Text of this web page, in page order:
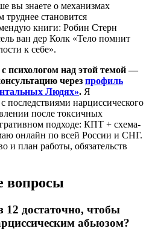
вы знаете о механизмах
труднее становится
книги: Робин Стерн
ван дер Колк «Тело помнит
к себе».
психологом над этой темой —
через профиль
Людях». Я
последствиями нарциссического
после токсичных
подходе: КПТ + схема-
онлайн по всей России и СНГ.
и план работы, обязательств
вопросы
12 достаточно, чтобы
абьюзом?